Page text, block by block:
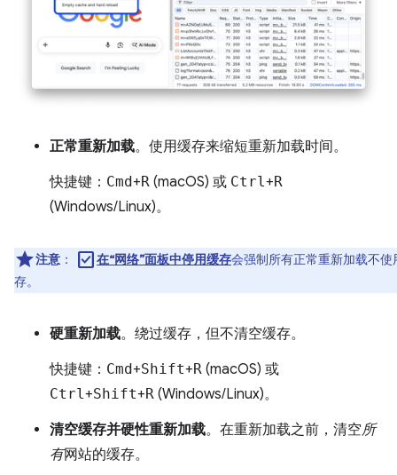
正常重新加载。使用缓存来缩短重新加载时间。
快捷键： Cmd+R (macOS) 或 Ctrl +R
(Windows/Linux)。
注意 ： check_box在“网络”面板中停用缓存会强制所有正常重新加载不使
存。
硬重新加载。绕过缓存，但不清空缓存。
快捷键： Cmd+Shift+R (macOS) 或
Ctrl+Shift+R (Windows/Linux)。
清空缓存并硬性重新加载。在重新加载之前，清空所
有网站的缓存。